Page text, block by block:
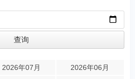
2026年07月
2026年06月